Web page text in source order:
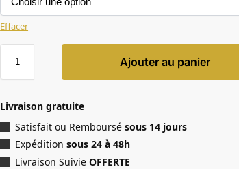
Effacer
Ajouter au panier
Livraison gratuite
Satisfait ou Remboursésous 14 jours
Expédition sous 24 à 48h
Livraison SuivieOFFERTE